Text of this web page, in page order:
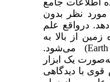
اطلاعات جامع‌
مورد نظر بدون
درواقع‌ علم‌
از بالا به‌
پایین (Earth observation systems) ‌می‌شود.
یک‌ ابزار
با دیدگاهی‌